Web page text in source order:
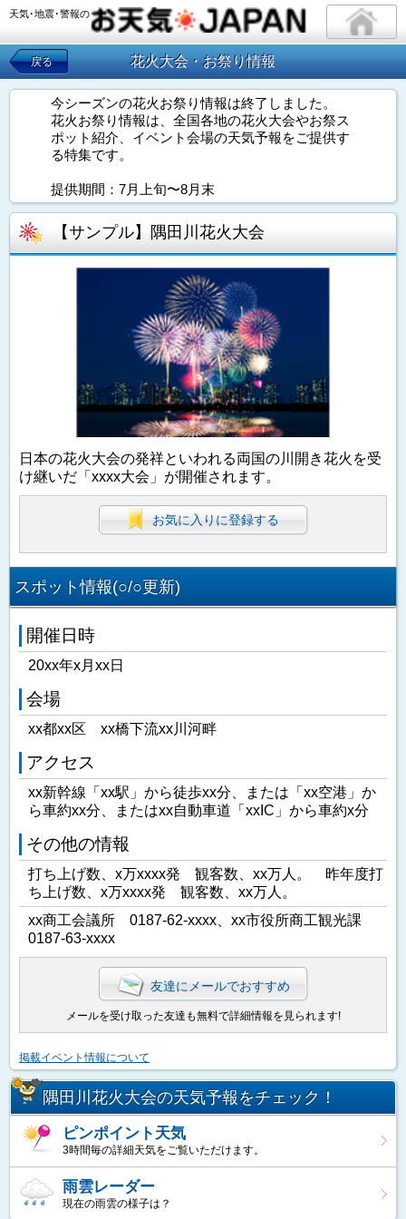
天気･地震･警報の
戻る 花火大会・お祭り情報
今シーズンの花火お祭り情報は終了しました。
花火お祭り情報は、全国各地の花火大会やお祭ス
ポット紹介、イベント会場の天気予報をご提供す
る特集です。
提供期間：7月上旬〜8月末
【サンプル】隅田川花火大会
日本の花火大会の発祥といわれる両国の川開き花火を受
け継いだ「xxxx大会」が開催されます。
お気に入りに登録する
スポット情報(○/○更新)
開催日時
20xx年x月xx日
会場
xx都xx区 xx橋下流xx川河畔
アクセス
xx新幹線「xx駅」から徒歩xx分、または「xx空港」か
ら車約xx分、またはxx自動車道「xxIC」から車約x分
その他の情報
打ち上げ数、x万xxxx発 観客数、xx万人。 昨年度打
ち上げ数、x万xxxx発 観客数、xx万人。
xx商工会議所 0187-62-xxxx、xx市役所商工観光課
0187-63-xxxx
友達にメールでおすすめ
メールを受け取った友達も無料で詳細情報を見られます!
掲載イベント情報について
隅田川花火大会の天気予報をチェック！
ピンポイント天気
3時間毎の詳細天気をご覧いただけます。
雨雲レーダー
現在の雨雲の様子は？